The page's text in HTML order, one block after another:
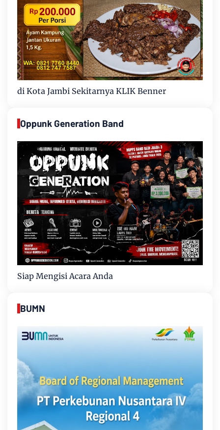
di Kota Jambi Sekitarnya KLIK Benner
Oppunk Generation Band
Siap Mengisi Acara Anda
BUMN